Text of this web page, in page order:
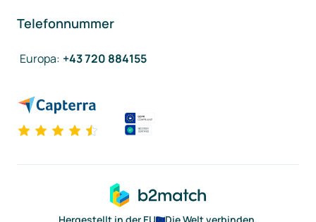
Telefonnummer
Europa: +43 720 884155